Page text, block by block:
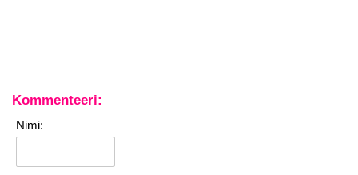
Kommenteeri:
Nimi: